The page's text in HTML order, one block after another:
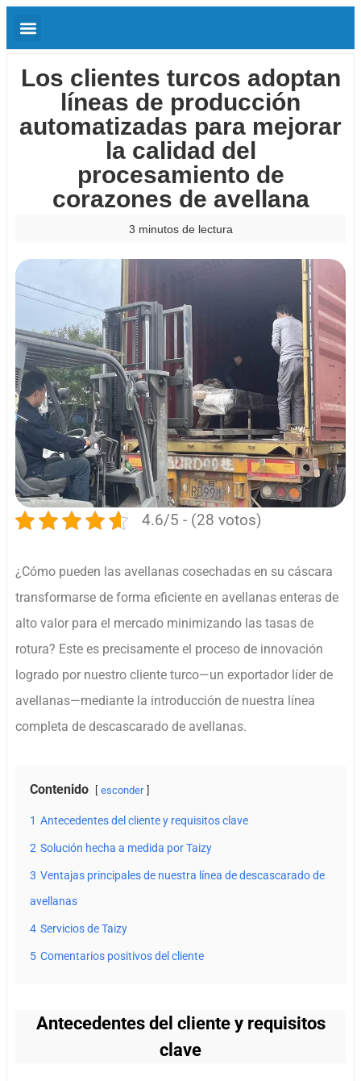
Los clientes turcos adoptan
líneas de producción
automatizadas para mejorar
la calidad del
procesamiento de
corazones de avellana
3 minutos de lectura
4.6/5 - (28 votos)
¿Cómo pueden las avellanas cosechadas en su cáscara
transformarse de forma eficiente en avellanas enteras de
alto valor para el mercado minimizando las tasas de
rotura? Este es precisamente el proceso de innovación
logrado por nuestro cliente turco—un exportador líder de
avellanas—mediante la introducción de nuestra línea
completa de descascarado de avellanas.
Contenido esconder
1 Antecedentes del cliente y requisitos clave
2 Solución hecha a medida por Taizy
3 Ventajas principales de nuestra línea de descascarado de
avellanas
4 Servicios de Taizy
5 Comentarios positivos del cliente
Antecedentes del cliente y requisitos
clave